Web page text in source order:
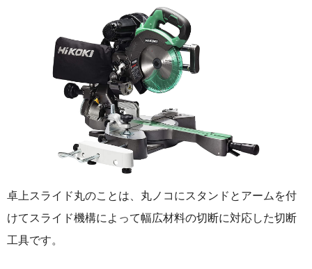
卓上スライド丸のことは、丸ノコにスタンドとアームを付
けてスライド機構によって幅広材料の切断に対応した切断
工具です。